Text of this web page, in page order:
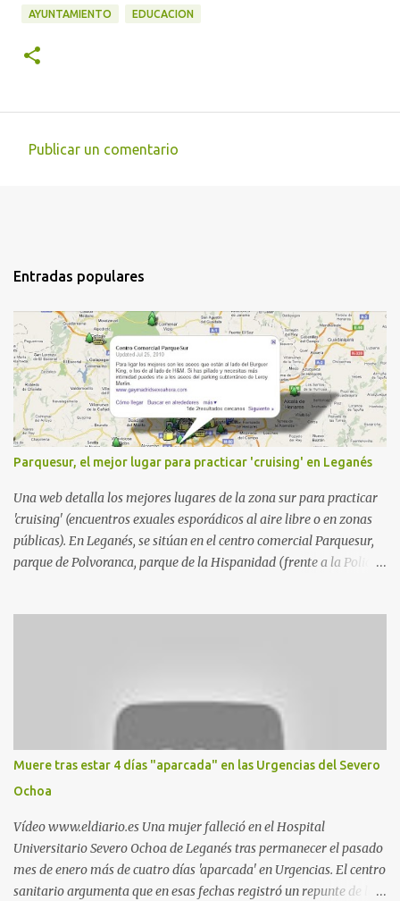
AYUNTAMIENTO EDUCACION
n
r
i
o
s
Publicar un comentario
Entradas populares
Parquesur, el mejor lugar para practicar 'cruising' en Leganés
Una web detalla los mejores lugares de la zona sur para practicar
'cruising' (encuentros exuales esporádicos al aire libre o en zonas
públicas). En Leganés, se sitúan en el centro comercial Parquesur,
parque de Polvoranca, parque de la Hispanidad (frente a la Policía
estadio municipal de Butarque) y caminos entre el estadio y Plaza
Nueva. Otro lugar: Escombrera de Polvoranca, entre Leganés y
Móstoles También en el parque de la Hispanidad, situado frente a
la Policía Local de Leganés de la calle Chile, 1, y junto al
cementerio de Butarque". Más información
Muere tras estar 4 días "aparcada" en las Urgencias del Severo
Ochoa
Vídeo www.eldiario.es Una mujer falleció en el Hospital
Universitario Severo Ochoa de Leganés tras permanecer el pasado
mes de enero más de cuatro días 'aparcada' en Urgencias. El centro
sanitario argumenta que en esas fechas registró un repunte de las